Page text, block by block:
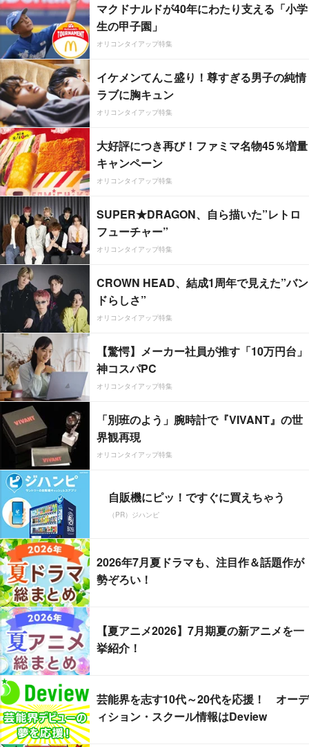
マクドナルドが40年にわたり支える「小学
生の甲子園」
オリコンタイアップ特集
イケメンてんこ盛り！尊すぎる男子の純情
ラブに胸キュン
オリコンタイアップ特集
大好評につき再び！ファミマ名物45％増量
キャンペーン
オリコンタイアップ特集
SUPER★DRAGON、自ら描いた”レトロ
フューチャー”
オリコンタイアップ特集
CROWN HEAD、結成1周年で見えた”バン
ドらしさ”
オリコンタイアップ特集
【驚愕】メーカー社員が推す「10万円台」
神コスパPC
オリコンタイアップ特集
「別班のよう」腕時計で『VIVANT』の世
界観再現
オリコンタイアップ特集
自販機にピッ！ですぐに買えちゃう
（PR）ジハンピ
2026年7月夏ドラマも、注目作＆話題作が
勢ぞろい！
【夏アニメ2026】7月期夏の新アニメを一
挙紹介！
芸能界を志す10代～20代を応援！ オーデ
ィション・スクール情報はDeview